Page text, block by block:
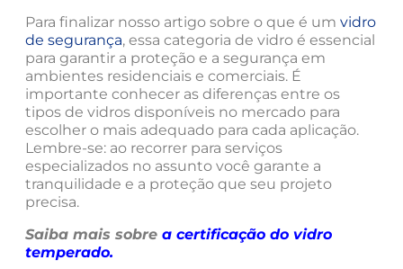
Para finalizar nosso artigo sobre o que é um vidro
de segurança, essa categoria de vidro é essencial
para garantir a proteção e a segurança em
ambientes residenciais e comerciais. É
importante conhecer as diferenças entre os
tipos de vidros disponíveis no mercado para
escolher o mais adequado para cada aplicação.
Lembre-se: ao recorrer para serviços
especializados no assunto você garante a
tranquilidade e a proteção que seu projeto
precisa.
Saiba mais sobre a certificação do vidro
temperado.